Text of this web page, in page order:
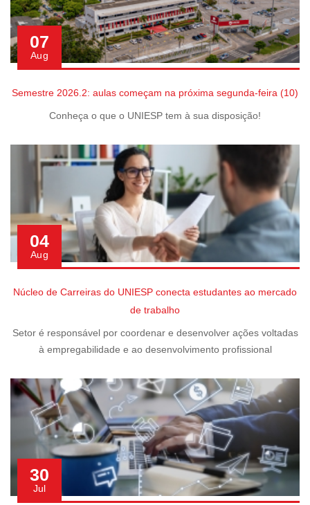
07
Aug
Semestre 2026.2: aulas começam na próxima segunda-feira (10)
Conheça o que o UNIESP tem à sua disposição!
04
Aug
Núcleo de Carreiras do UNIESP conecta estudantes ao mercado
de trabalho
Setor é responsável por coordenar e desenvolver ações voltadas
à empregabilidade e ao desenvolvimento profissional
30
Jul